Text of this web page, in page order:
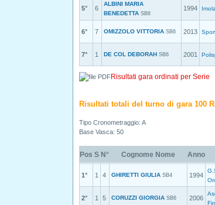
5° 6
ALBINI MARIA
BENEDETTA SB6
1994
6° 7 OMIZZOLO VITTORIA SB6 2013
7° 1 DE COL DEBORAH SB6 2001
Risultati gara ordinati per Serie
Risultati totali del turno di gara 100
Tipo Cronometraggio: A
Base Vasca: 50
Pos S N° Cognome Nome Anno
1° 1 4 GHIRETTI GIULIA SB4 1994
2° 1 5 CORUZZI GIORGIA SB6 2006